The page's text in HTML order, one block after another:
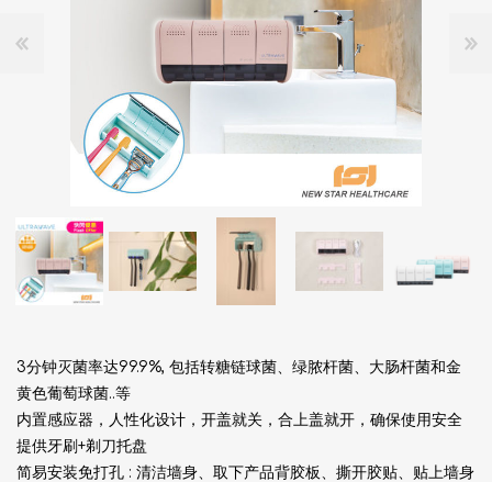
3分钟灭菌率达99.9%, 包括转糖链球菌、绿脓杆菌、大肠杆菌和金
黄色葡萄球菌..等
内置感应器，人性化设计，开盖就关，合上盖就开，确保使用安全
提供牙刷+剃刀托盘
简易安装免打孔 : 清洁墙身、取下产品背胶板、撕开胶贴、贴上墙身